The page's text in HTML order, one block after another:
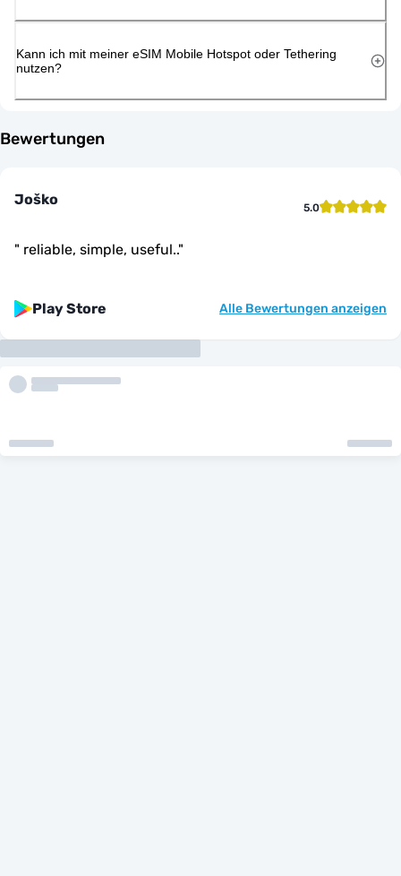
Kann ich mit meiner eSIM Mobile Hotspot oder Tethering
nutzen?
Bewertungen
Joško 5.0
" reliable, simple, useful.."
Play Store Alle Bewertungen anzeigen